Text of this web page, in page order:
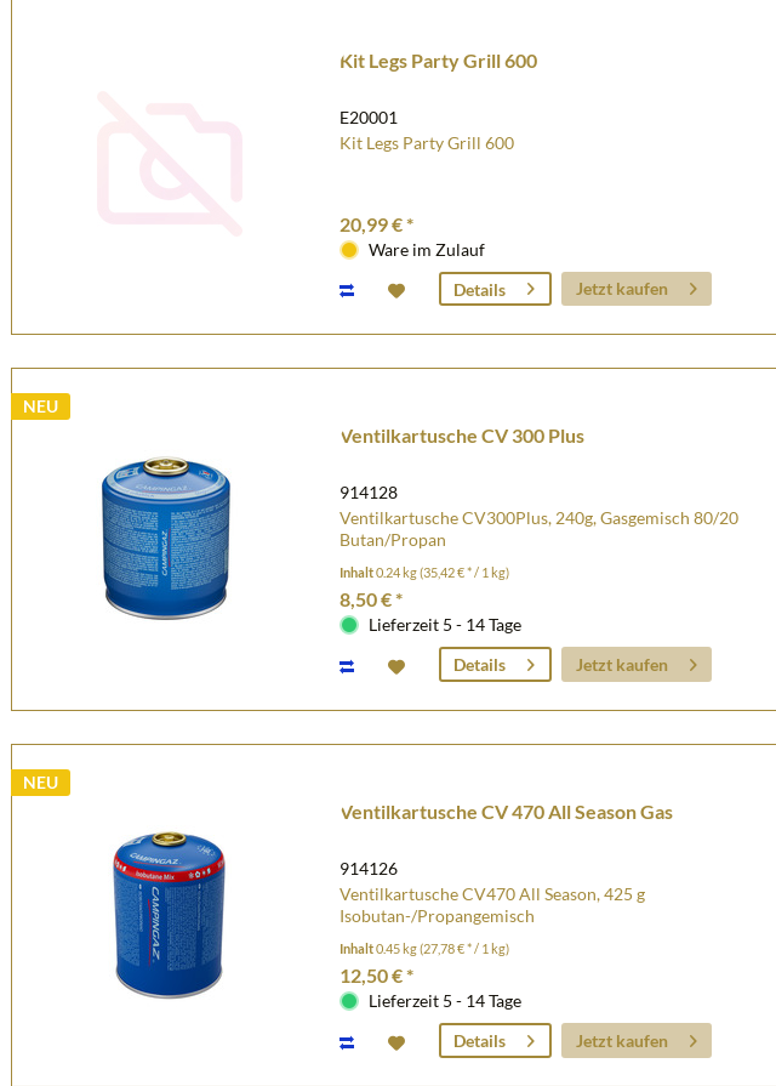
Kit Legs Party Grill 600
E20001
Kit Legs Party Grill 600
20,99 € *
Ware im Zulauf
Details
Jetzt kaufen
NEU
Ventilkartusche CV 300 Plus
914128
Ventilkartusche CV300Plus, 240g, Gasgemisch 80/20
Butan/Propan
Inhalt0.24 kg(35,42 € * / 1 kg)
8,50 € *
Lieferzeit 5 - 14 Tage
Details
Jetzt kaufen
NEU
Ventilkartusche CV 470 All Season Gas
914126
Ventilkartusche CV470 All Season, 425 g
Isobutan-/Propangemisch
Inhalt0.45 kg(27,78 € * / 1 kg)
12,50 € *
Lieferzeit 5 - 14 Tage
Details
Jetzt kaufen